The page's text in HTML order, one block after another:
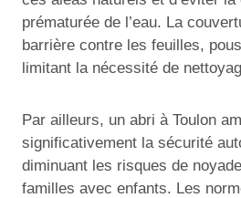
prématurée de l’eau. La
barrière contre les feuilles,
limitant la nécessité de
Par ailleurs, un abri à Toulon
significativement la sécurité
diminuant les risques de
familles avec enfants. Les